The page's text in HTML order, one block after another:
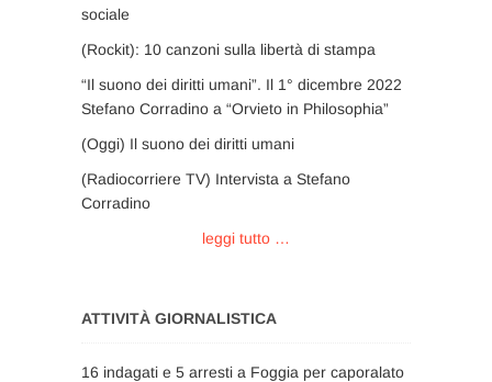
sociale
(Rockit): 10 canzoni sulla libertà di stampa
“Il suono dei diritti umani”. Il 1° dicembre 2022
Stefano Corradino a “Orvieto in Philosophia”
(Oggi) Il suono dei diritti umani
(Radiocorriere TV) Intervista a Stefano
Corradino
leggi tutto …
ATTIVITÀ GIORNALISTICA
16 indagati e 5 arresti a Foggia per caporalato